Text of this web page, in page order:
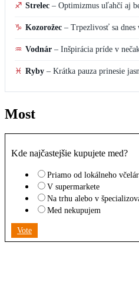
♐ Strelec – Optimizmus uľahčí aj
♑ Kozorožec – Trpezlivosť sa dnes
♒ Vodnár – Inšpirácia príde v
♓ Ryby – Krátka pauza prinesie
Most
Kde najčastejšie kupujete med?
Priamo od lokálneho
V supermarkete
Na trhu alebo v
Med nekupujem
Vote